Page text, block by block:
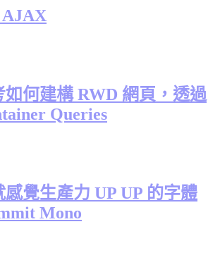
如何建構 RWD 網頁，透過
Queries
感覺生產力 UP UP 的字體
Mono